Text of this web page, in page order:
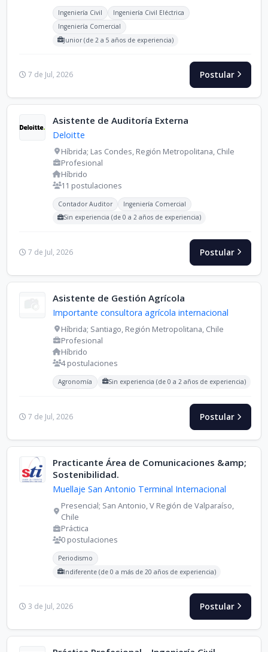
Carreras buscadas:
Ingeniería Civil
Ingeniería Civil Eléctrica
Ingeniería Comercial
Junior (de 2 a 5 años de experiencia)
7 de Jul, 2026 Postular
Asistente de Auditoría Externa
Deloitte
Híbrida; Las Condes, Región Metropolitana, Chile
Profesional
Híbrido
11 postulaciones
Carreras buscadas:
Contador Auditor
Ingeniería Comercial
Sin experiencia (de 0 a 2 años de experiencia)
7 de Jul, 2026 Postular
Asistente de Gestión Agrícola
Importante consultora agrícola internacional
Híbrida; Santiago, Región Metropolitana, Chile
Profesional
Híbrido
4 postulaciones
Carreras buscadas:
Agronomía Sin experiencia (de 0 a 2 años de experiencia)
7 de Jul, 2026 Postular
Practicante Área de Comunicaciones &amp;
Sostenibilidad.
Muellaje San Antonio Terminal Internacional
Presencial; San Antonio, V Región de Valparaíso,
Chile
Práctica
0 postulaciones
Carreras buscadas:
Periodismo
Indiferente (de 0 a más de 20 años de experiencia)
3 de Jul, 2026 Postular